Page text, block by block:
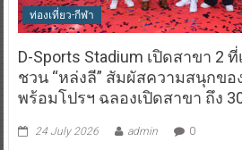
ท่องเที่ยว-กีฬา
D-Sports Stadium เปิดสาขา 2
ชวน “หล่งลี” สัมผัสความสนุกขอ
พร้อมโปรฯ ฉลองเปิดสาขา ถึง
24 July 2026 admin 0